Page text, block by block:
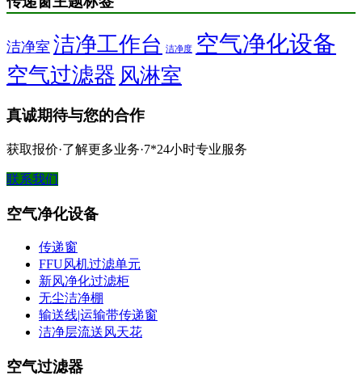
洁净室 洁净工作台 洁净度 空气净化设备
空气过滤器 风淋室
真诚期待与您的合作
获取报价·了解更多业务·7*24小时专业服务
联系我们
空气净化设备
传递窗
FFU风机过滤单元
新风净化过滤柜
无尘洁净棚
输送线|运输带传递窗
洁净层流送风天花
空气过滤器